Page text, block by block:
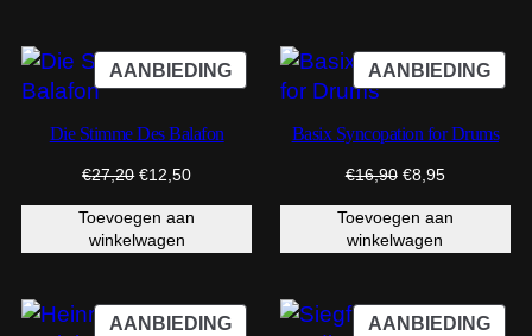
AANBIEDINGPRODUCT
IN
UITVERKOOP
Die Stimme Des Balafon
€27,20 Oorspronkelijke
was:
€27,20.
€12,50Huidige
is:
Toevoegen aan
winkelwagen
AANBIEDING
IN
Basix Syncopation for Drums
€16,90 Oorspronkelijke
was:
€16,90.
€8,95Huidige
is:
Toevoegen aan
winkelwagen
AANBIEDINGPRODUCT
AANBIEDING